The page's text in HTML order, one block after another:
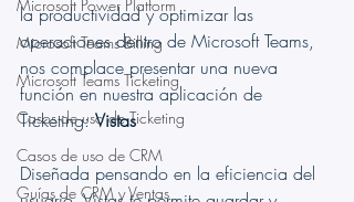
Microsoft Power Platform
Microsoft Teams Billing
Microsoft Teams Ticketing
Casos de uso de Ticketing
Casos de uso de CRM
Guías de CRM y Ventas
la productividad y optimizar las
operaciones dentro de Microsoft Teams,
nos complace presentar una nueva
función en nuestra aplicación de
Ticketing: Vistas
Diseñada pensando en la eficiencia del